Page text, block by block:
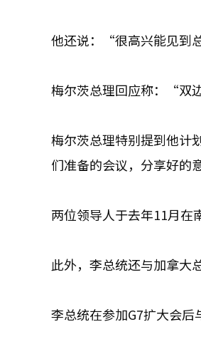
他还说：“很高兴能见到
梅尔茨总理回应称：“双
梅尔茨总理特别提到他计
们准备的会议，分享好的
两位领导人于去年11月在
此外，李总统还与加拿大
李总统在参加G7扩大会